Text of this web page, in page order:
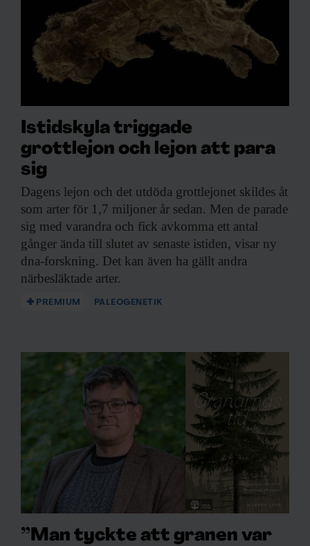
Istidskyla triggade
grottlejon och lejon att para
sig
Dagens lejon och det utdöda grottlejonet skildes åt
som arter för 1,7 miljoner år sedan. Men de parade
sig med varandra och fick avkomma ett antal
gånger ända till slutet av senaste istiden, visar ny
dna-forskning. Det kan även ha gällt andra
närbesläktade arter.
PREMIUM PALEOGENETIK
”Man tyckte att granen var